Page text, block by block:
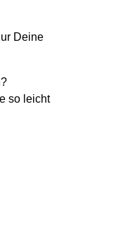
Deine
so leicht